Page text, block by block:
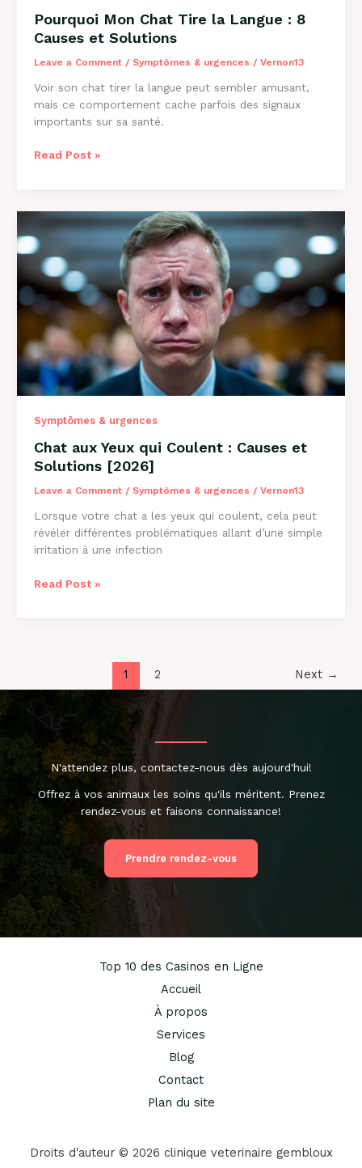
Pourquoi Mon Chat Tire la Langue : 8
Causes et Solutions
Leave a Comment / Symptômes & urgences / Vernon13
Voir son chat tirer la langue peut sembler amusant,
mais ce comportement cache parfois des signaux
importants sur sa santé.
Pourquoi
Langue
:
8
Causes
et
Solutions
Read Post »
Symptômes & urgences
Chat aux Yeux qui Coulent : Causes et
Solutions [2026]
Leave a Comment / Symptômes & urgences / Vernon13
Lorsque votre chat a les yeux qui coulent, cela peut
révéler différentes problématiques allant d’une simple
irritation à une infection
Chat
Solutions
[2026]
Read Post »
1 2 Next →
N'attendez plus, contactez-nous dès aujourd'hui!
Offrez à vos animaux les soins qu'ils méritent. Prenez
rendez-vous et faisons connaissance!
Prendre rendez-vous
Top 10 des Casinos en Ligne
Accueil
À propos
Services
Blog
Contact
Plan du site
Droits d'auteur © 2026 clinique veterinaire gembloux